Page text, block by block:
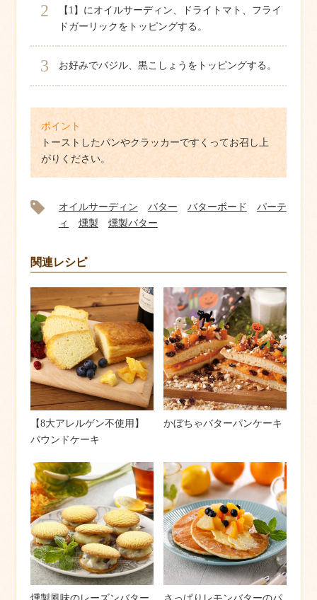
2
【1】にオイルサーディン、ドライトマト、フライ
ドガーリックをトッピングする。
3 お好みでバジル、黒こしょうをトッピングする。
ポイント
トーストしたパンやクラッカーですくってお召し上
がりください。
オイルサーディン バター バターボード
パーテ
ィ
燻製 燻製バター
関連レシピ
【8大アレルゲン不使用】
パウンドケーキ
かぼちゃバターパンケーキ